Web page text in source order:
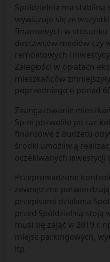
Spółdzielnia ma
wywiązuje się ze
finansowych w
dostawców mediów czy
remontowych i
Zaległości w opłatach
mieszkańców
poprzedniego o ponad
Zaangażowanie
Sp-ni pozwoliło po raz
finansowe z budżetu
środki umożliwią
oczekiwanych inwestycji
Przeprowadzone
zewnętrzne
przepisami działania
przed Spółdzielnią stoją
musi się zająć w 2019 r.
miejsc parkingowych,
itp.